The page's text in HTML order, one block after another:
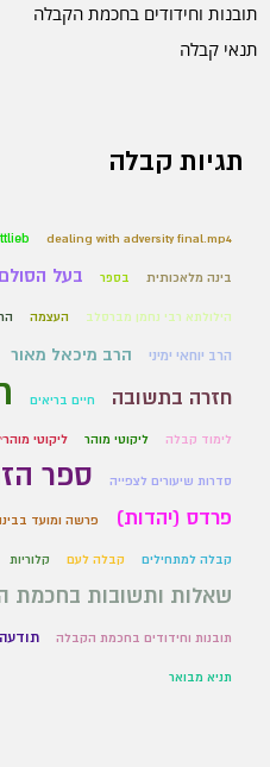
תובנות וחידודים בחכמת הקבלה
תנאי קבלה
תגיות קבלה
dealing with adversity final.mp4
בינה מלאכותית בספר בעל הסולם
הילולתא רבי נחמן מברסלב העצמה
הרב יוחאי ימיני הרב מיכאל מאור
חזרה בתשובה חיים בריאים
לימוד קבלה ליקוטי מוהר ליקוטי
סדרות שיעורים לצפייה ספר
פרדס (יהדות) פרשה ומועד
קבלה למתחילים קבלה לעם קלוריות
שאלות ותשובות בחכמת
תובנות וחידודים בחכמת הקבלה תודעה
תניא מבואר